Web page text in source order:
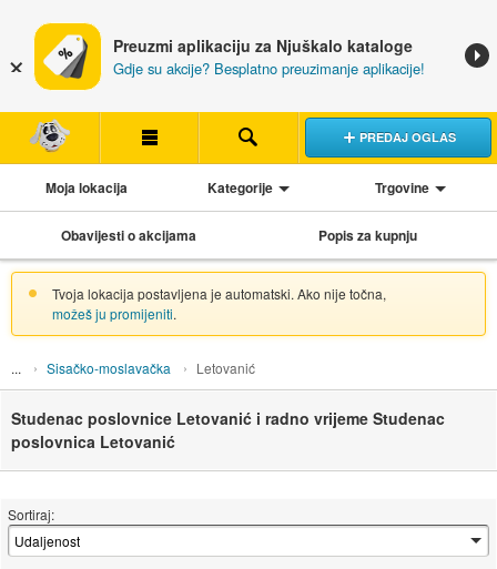
Preuzmi aplikaciju za Njuškalo kataloge
Gdje su akcije? Besplatno preuzimanje aplikacije!
PREDAJ OGLAS
Moja lokacija Kategorije Trgovine
Obavijesti o akcijama Popis za kupnju
Tvoja lokacija postavljena je automatski. Ako nije točna,
možeš ju promijeniti.
Sisačko-moslavačka Letovanić
Studenac poslovnice Letovanić i radno vrijeme Studenac
poslovnica Letovanić
Sortiraj: